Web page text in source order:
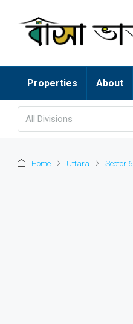
Properties About
All Divisions
Home Uttara Sector 6